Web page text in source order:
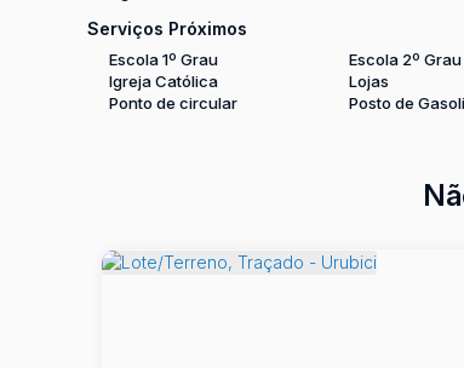
Serviços Próximos
Escola 1º Grau Escola 2º Grau
Igreja Católica
Lojas
Ponto de circular
Posto de